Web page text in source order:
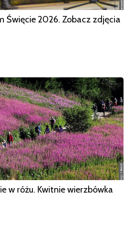
Święcie 2026. Zobacz zdjęcia
w różu. Kwitnie wierzbówka